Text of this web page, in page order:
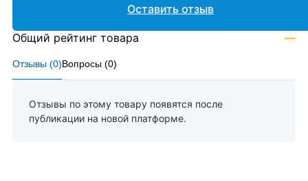
Отзывы (0)Вопросы (0)
Отзывы по этому товару появятся после
публикации на новой платформе.
Оставить отзыв
Общий рейтинг товара —